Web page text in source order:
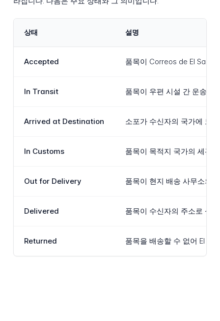
상태 설명
Accepted 품목이 Correos de El
In Transit 품목이 우편 시설 간 운송되
Arrived at Destination 소포가 수신자의 국가에 도
In Customs 품목이 목적지 국가의 세관
Out for Delivery 품목이 현지 배송 사무소의
Delivered 품목이 수신자의 주소로 성
Returned 품목을 배송할 수 없어 El